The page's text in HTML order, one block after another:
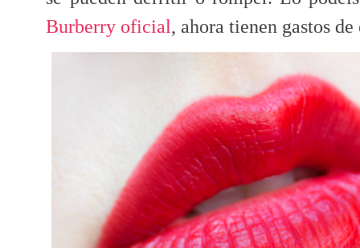
Burberry oficial, ahora tienen gastos